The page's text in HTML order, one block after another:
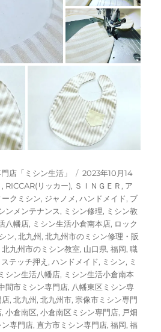
店「ミシン生活」
投
稿
日:
2023年10月14
, RICCAR(リッカー), ＳＩＮＧＥＲ , ア
クミシン, ジャノメ,ハンドメイド, ブ
ンメンテナンス, ミシン修理, ミシン教
八幡店, ミシン生活小倉南本店, ロック
ン,北九州 ,北九州市のミシン修理・販
北九州市のミシン教室, 山口県,福岡,職
テッチ押え ,ハンドメイド, ミシン, ミ
ミシン生活八幡店, ミシン生活小倉南本
間市ミシン専門店, 八幡東区ミシン専
店,北九州 ,北九州市, 宗像市ミシン専門
,小倉南区,小倉南区ミシン専門店, 戸畑
ン専門店, 直方市ミシン専門店,福岡,福